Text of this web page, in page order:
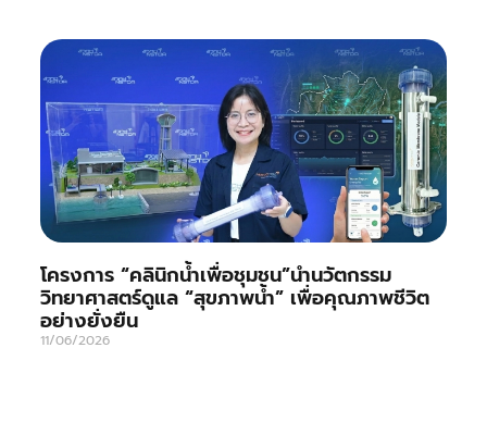
โครงการ “คลินิกน้ำเพื่อชุมชน”นำนวัตกรรม
วิทยาศาสตร์ดูแล “สุขภาพน้ำ” เพื่อคุณภาพชีวิต
อย่างยั่งยืน
11/06/2026